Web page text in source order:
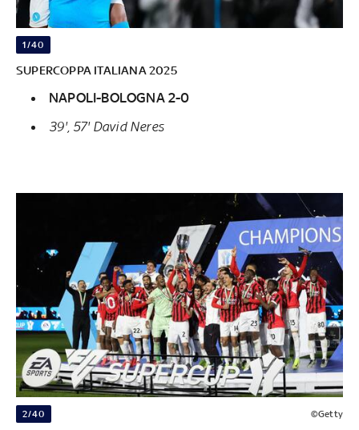
1/40
SUPERCOPPA ITALIANA 2025
NAPOLI-BOLOGNA 2-0
39', 57' David Neres
2/40 ©Getty